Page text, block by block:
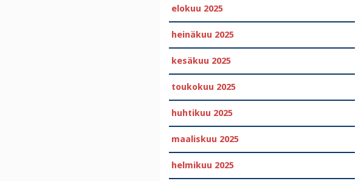
elokuu 2025
heinäkuu 2025
kesäkuu 2025
toukokuu 2025
huhtikuu 2025
maaliskuu 2025
helmikuu 2025